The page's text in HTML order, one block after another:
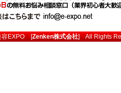
EXPO[Zenken株式会社] All Rights